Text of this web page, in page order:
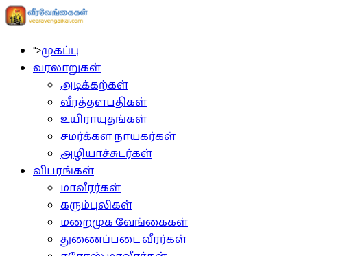
">முகப்பு
வரலாறுகள்
அடிக்கற்கள்
வீரத்தளபதிகள்
உயிராயுதங்கள்
சமர்க்கள நாயகர்கள்
அழியாச்சுடர்கள்
விபரங்கள்
மாவீரர்கள்
கரும்புலிகள்
மறைமுக வேங்கைகள்
துணைப்படை வீரர்கள்